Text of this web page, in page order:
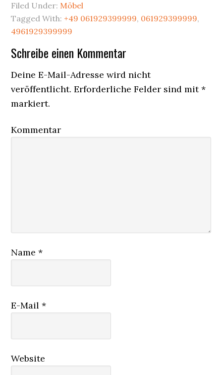
Filed Under: Möbel
Tagged With: +49 061929399999, 061929399999,
4961929399999
Reader
Interactions
Schreibe einen Kommentar
Deine E-Mail-Adresse wird nicht
veröffentlicht. Erforderliche Felder sind mit*
markiert.
Kommentar
Name*
E-Mail*
Website